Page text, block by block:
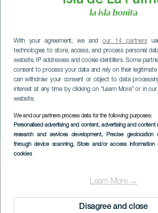
With your agreement, we andour 14 partners
technologies to store, access, and process personal
website, IP addresses and cookie identifiers. Some
consent to process your data and rely on their legitimate
can withdraw your consent or object to data
interest at any time by clicking on “Learn More” or in
website.
We and our partners process data for the following purposes:
Personalised advertising and content, advertising and
research and services development, Precise geolocation
through device scanning, Store and/or access information
cookies
Learn More →
Disagree and close
Coro Vanya Moneva
LA PALMA
Imagen